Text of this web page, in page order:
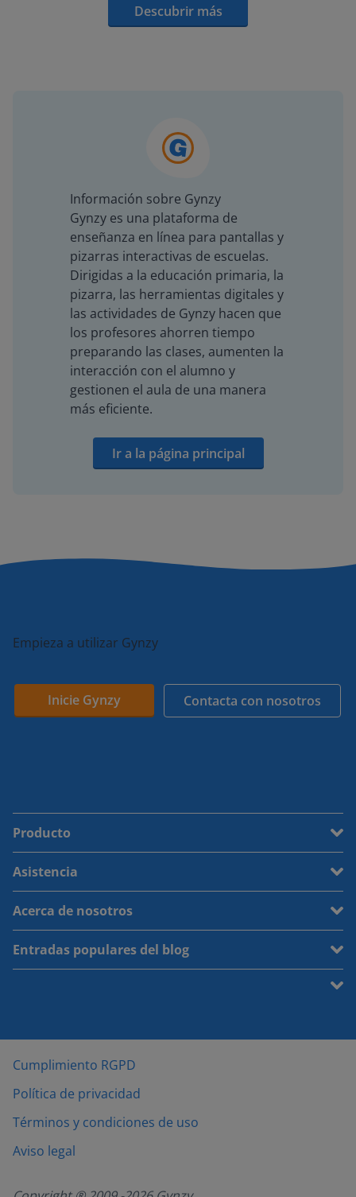
Descubrir más
Información sobre Gynzy
Gynzy es una plataforma de
enseñanza en línea para pantallas y
pizarras interactivas de escuelas.
Dirigidas a la educación primaria, la
pizarra, las herramientas digitales y
las actividades de Gynzy hacen que
los profesores ahorren tiempo
preparando las clases, aumenten la
interacción con el alumno y
gestionen el aula de una manera
más eficiente.
Ir a la página principal
Empieza a utilizar Gynzy
Inicie Gynzy Contacta con nosotros
Producto
Asistencia
Acerca de nosotros
Entradas populares del blog
Cumplimiento RGPD
Política de privacidad
Términos y condiciones de uso
Aviso legal